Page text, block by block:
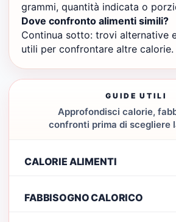
grammi, quantità indicata o
Dove confronto alimenti simili?
Continua sotto: trovi alternative
utili per confrontare altre calorie.
GUIDE UTILI
Approfondisci calorie,
confronti prima di scegliere
CALORIE ALIMENTI
FABBISOGNO CALORICO